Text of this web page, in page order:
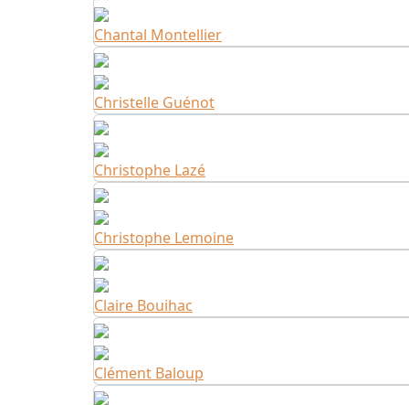
Chantal Montellier
Christelle Guénot
Christophe Lazé
Christophe Lemoine
Claire Bouihac
Clément Baloup